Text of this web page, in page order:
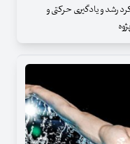
رشد و یادگیری حرکتی و